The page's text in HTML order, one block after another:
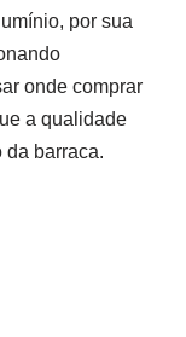
por sua
onde comprar
a qualidade
da barraca.